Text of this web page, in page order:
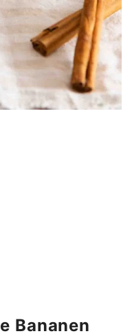
Bananen